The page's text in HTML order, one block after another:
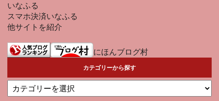
いなふる
スマホ決済いなふる
他サイトを紹介
にほんブログ村
カテゴリーから探す